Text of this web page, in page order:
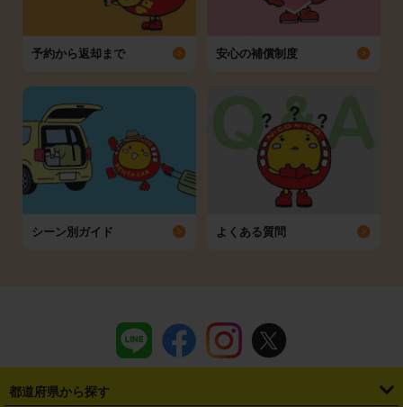
予約から返却まで 安心の補償制度
シーン別ガイド よくある質問
都道府県から探す